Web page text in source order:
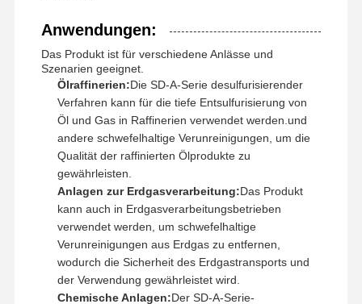
Startseite Produkte Videos Über Uns
Anwendungen:
Das Produkt ist für verschiedene Anlässe und
Szenarien geeignet.
Ölraffinerien:Die SD-A-Serie desulfurisierender
Verfahren kann für die tiefe Entsulfurisierung von
Öl und Gas in Raffinerien verwendet werden.und
andere schwefelhaltige Verunreinigungen, um die
Qualität der raffinierten Ölprodukte zu
gewährleisten.
Anlagen zur Erdgasverarbeitung:Das Produkt
kann auch in Erdgasverarbeitungsbetrieben
verwendet werden, um schwefelhaltige
Verunreinigungen aus Erdgas zu entfernen,
wodurch die Sicherheit des Erdgastransports und
der Verwendung gewährleistet wird.
Chemische Anlagen:Der SD-A-Serie-